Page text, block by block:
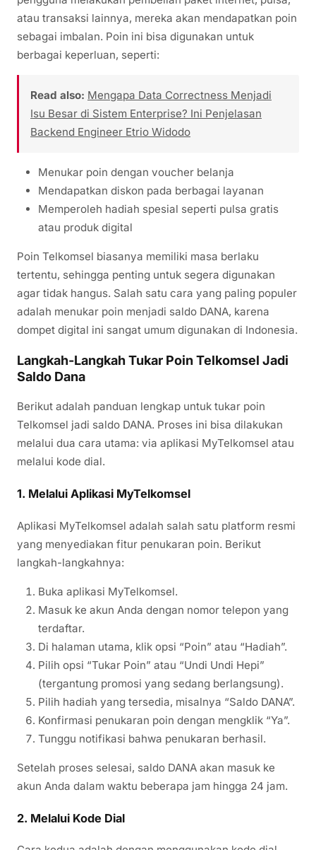
atau transaksi lainnya, mereka akan mendapatkan poin
sebagai imbalan. Poin ini bisa digunakan untuk
berbagai keperluan, seperti:
Read also: Mengapa Data Correctness Menjadi
Isu Besar di Sistem Enterprise? Ini Penjelasan
Backend Engineer Etrio Widodo
Menukar poin dengan voucher belanja
Mendapatkan diskon pada berbagai layanan
Memperoleh hadiah spesial seperti pulsa gratis
atau produk digital
Poin Telkomsel biasanya memiliki masa berlaku
tertentu, sehingga penting untuk segera digunakan
agar tidak hangus. Salah satu cara yang paling populer
adalah menukar poin menjadi saldo DANA, karena
dompet digital ini sangat umum digunakan di Indonesia.
Langkah-Langkah Tukar Poin Telkomsel Jadi
Saldo Dana
Berikut adalah panduan lengkap untuk tukar poin
Telkomsel jadi saldo DANA. Proses ini bisa dilakukan
melalui dua cara utama: via aplikasi MyTelkomsel atau
melalui kode dial.
1. Melalui Aplikasi MyTelkomsel
Aplikasi MyTelkomsel adalah salah satu platform resmi
yang menyediakan fitur penukaran poin. Berikut
langkah-langkahnya:
Buka aplikasi MyTelkomsel.
Masuk ke akun Anda dengan nomor telepon yang
terdaftar.
Di halaman utama, klik opsi “Poin” atau “Hadiah”.
Pilih opsi “Tukar Poin” atau “Undi Undi Hepi”
(tergantung promosi yang sedang berlangsung).
Pilih hadiah yang tersedia, misalnya “Saldo DANA”.
Konfirmasi penukaran poin dengan mengklik “Ya”.
Tunggu notifikasi bahwa penukaran berhasil.
Setelah proses selesai, saldo DANA akan masuk ke
akun Anda dalam waktu beberapa jam hingga 24 jam.
2. Melalui Kode Dial